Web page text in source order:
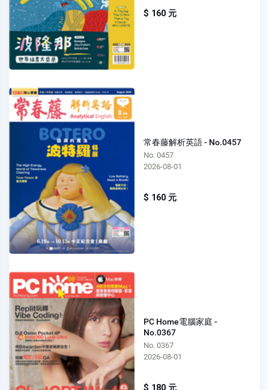
$ 160 元
常春藤解析英語 - No.0457
No. 0457
2026-08-01
$ 160 元
PC Home電腦家庭 -
No.0367
No. 0367
2026-08-01